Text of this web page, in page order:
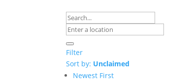
Filter
Sort by: Unclaimed
Newest First